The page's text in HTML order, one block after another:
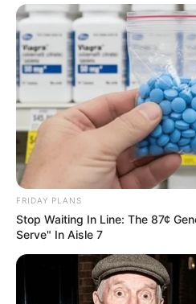
Home Topic Hdfc Bank
Hdfc
Hdfc Bankট্যাগের অধীনে